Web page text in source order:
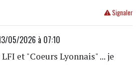
Signaler
05/2026 à 07:10
et "Coeurs Lyonnais" ... je